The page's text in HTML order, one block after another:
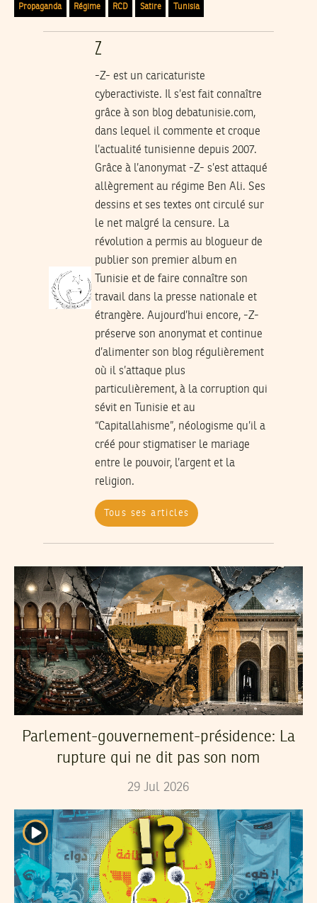
Propaganda Régime RCD Satire Tunisia
Z
-Z- est un caricaturiste
cyberactiviste. Il s’est fait connaître
grâce à son blog debatunisie.com,
dans lequel il commente et croque
l’actualité tunisienne depuis 2007.
Grâce à l’anonymat -Z- s’est attaqué
allègrement au régime Ben Ali. Ses
dessins et ses textes ont circulé sur
le net malgré la censure. La
révolution a permis au blogueur de
publier son premier album en
Tunisie et de faire connaître son
travail dans la presse nationale et
étrangère. Aujourd’hui encore, -Z-
préserve son anonymat et continue
d’alimenter son blog régulièrement
où il s’attaque plus
particulièrement, à la corruption qui
sévit en Tunisie et au
“Capitallahisme”, néologisme qu’il a
créé pour stigmatiser le mariage
entre le pouvoir, l’argent et la
religion.
Tous ses articles
Parlement-gouvernement-présidence: La
rupture qui ne dit pas son nom
29 Jul 2026